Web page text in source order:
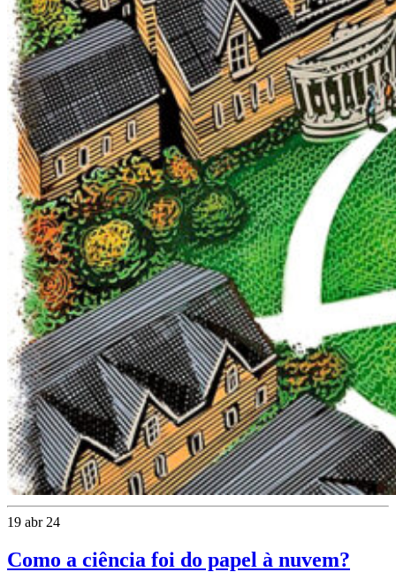
19 abr 24
Como a ciência foi do papel à nuvem?